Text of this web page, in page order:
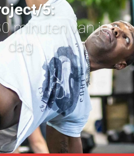
5:
minuten van je
dag